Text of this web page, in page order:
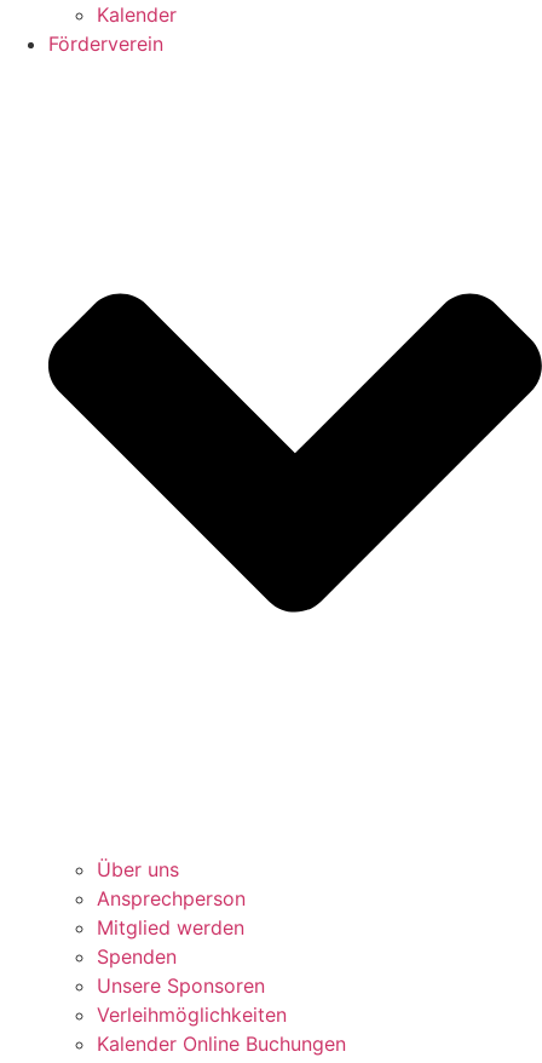
Kalender
Förderverein
Über uns
Ansprechperson
Mitglied werden
Spenden
Unsere Sponsoren
Verleihmöglichkeiten
Kalender Online Buchungen